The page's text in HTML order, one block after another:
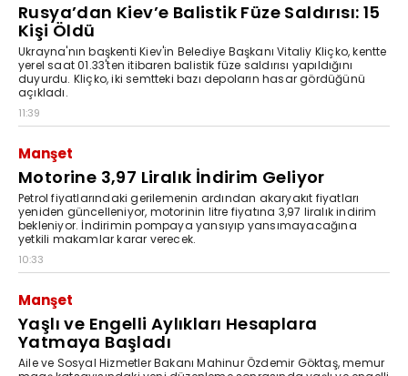
Rusya’dan Kiev’e Balistik Füze Saldırısı: 15
Kişi Öldü
Ukrayna'nın başkenti Kiev'in Belediye Başkanı Vitaliy Kliçko, kentte
yerel saat 01.33'ten itibaren balistik füze saldırısı yapıldığını
duyurdu. Kliçko, iki semtteki bazı depoların hasar gördüğünü
açıkladı.
11:39
Manşet
Motorine 3,97 Liralık İndirim Geliyor
Petrol fiyatlarındaki gerilemenin ardından akaryakıt fiyatları
yeniden güncelleniyor, motorinin litre fiyatına 3,97 liralık indirim
bekleniyor. İndirimin pompaya yansıyıp yansımayacağına
yetkili makamlar karar verecek.
10:33
Manşet
Yaşlı ve Engelli Aylıkları Hesaplara
Yatmaya Başladı
Aile ve Sosyal Hizmetler Bakanı Mahinur Özdemir Göktaş, memur